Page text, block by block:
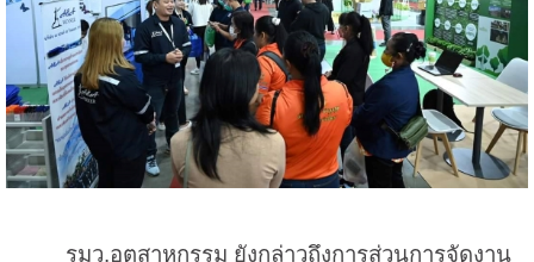
รมว.อุตสาหกรรม ยังกล่าวถึงการส่วนการจัดงาน